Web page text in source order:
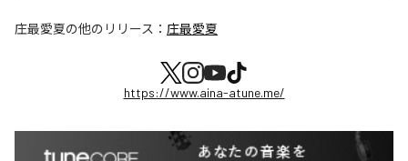
庄最愛夏の他のリリース： 庄最愛夏
https://www.aina-atune.me/